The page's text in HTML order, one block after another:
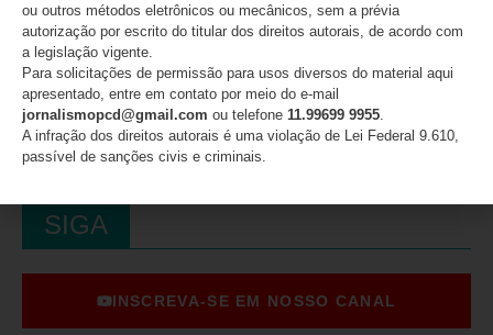
SIGA
INSCREVA-SE EM NOSSO CANAL
ou outros métodos eletrônicos ou mecânicos, sem a prévia
autorização por escrito do titular dos direitos autorais, de acordo com
a legislação vigente.
Para solicitações de permissão para usos diversos do material aqui
apresentado, entre em contato por meio do e-mail
jornalismopcd@gmail.com ou telefone 11.99699 9955
A infração dos direitos autorais é uma violação de Lei Federal 9.610,
passível de sanções civis e criminais.